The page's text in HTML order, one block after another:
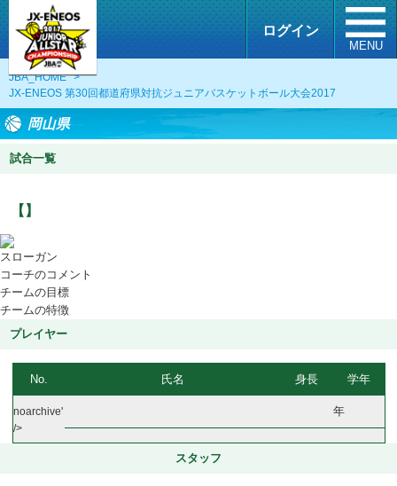
ログイン
MENU
JBA_HOME
>
JX-ENEOS 第30回都道府県対抗ジュニアバスケットボール大会2017
岡山県
試合一覧
【】
スローガン
コーチのコメント
チームの目標
チームの特徴
プレイヤー
No. 氏名 身長 学年
noarchive'
/>
年
スタッフ